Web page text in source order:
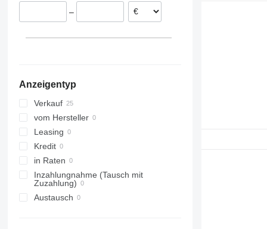
–
Anzeigentyp
Verkauf
vom Hersteller
Leasing
Kredit
in Raten
Inzahlungnahme (Tausch mit
Zuzahlung)
Austausch